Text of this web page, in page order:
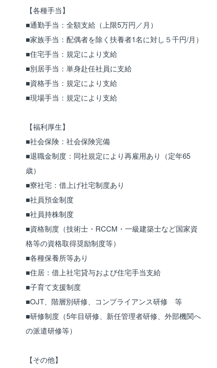
【各種手当】
■通勤手当：全額支給（上限5万円／月）
■家族手当：配偶者を除く扶養者1名に対し５千円/月）
■住宅手当：規定により支給
■別居手当：単身赴任社員に支給
■資格手当：規定により支給
■現場手当：規定により支給
【福利厚生】
■社会保険：社会保険完備
■退職金制度：同社規定により再雇用あり（定年65
歳）
■寮社宅：借上げ社宅制度あり
■社員預金制度
■社員持株制度
■資格制度（技術士・RCCM・一級建築士など国家資
格等の資格取得奨励制度等）
■各種保養所等あり
■住居：借上社宅貸与および住宅手当支給
■子育て支援制度
■OJT、階層別研修、コンプライアンス研修 等
■研修制度（5年目研修、新任管理者研修、外部機関へ
の派遣研修等）
【その他】